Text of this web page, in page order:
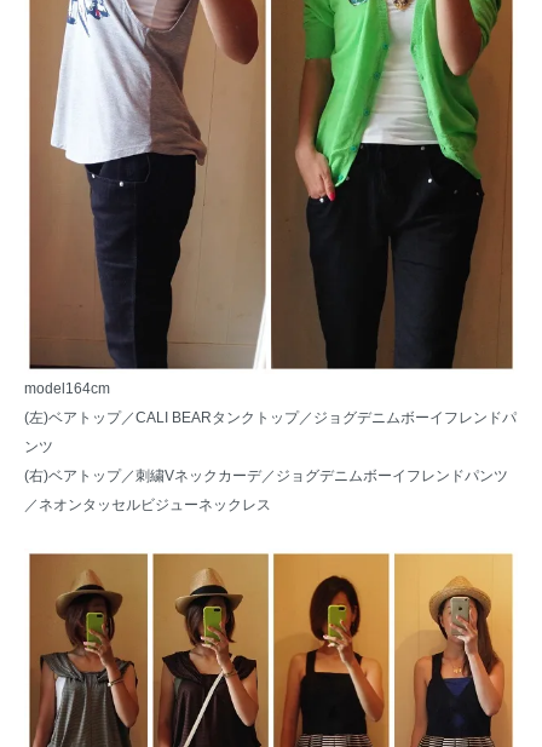
model164cm
(左)ベアトップ／CALI BEARタンクトップ／ ジョグデニムボーイフレンドパ
ンツ
(右)ベアトップ／刺繍Vネックカーデ／ ジョグデニムボーイフレンドパンツ
／ ネオンタッセルビジューネックレス